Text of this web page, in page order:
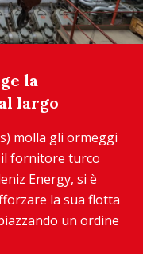
la
largo
molla gli ormeggi
il fornitore turco
Energy, si è
la sua flotta
un ordine